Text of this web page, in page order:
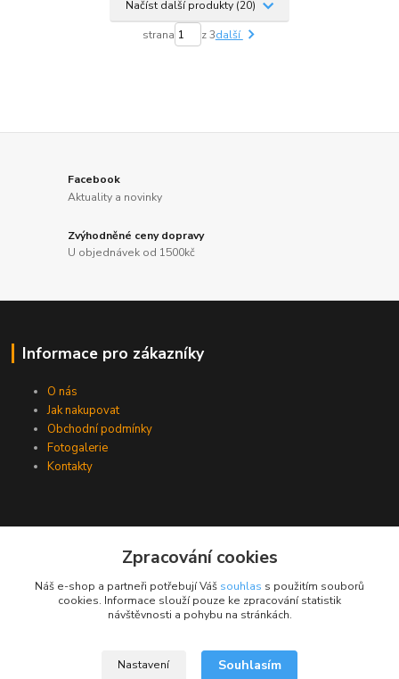
Načíst další produkty (20)
strana z 3další
Facebook
Aktuality a novinky
Zvýhodněné ceny dopravy
U objednávek od 1500kč
Informace pro zákazníky
O nás
Jak nakupovat
Obchodní podmínky
Fotogalerie
Kontakty
Zpracování cookies
Náš e-shop a partneři potřebují Váš souhlas s použitím souborů
cookies. Informace slouží pouze ke zpracování statistik
návštěvnosti a pohybu na stránkách.
Nastavení Souhlasím